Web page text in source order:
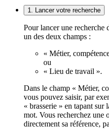
1. Lancer votre recherche
Pour lancer une recherche
un des deux champs :
« Métier,
ou
« Lieu de travail ».
Dans le champ « Métier,
vous pouvez saisir, par
« brasserie » en tapant sur
mot. Vous recherchez une
directement sa référence,